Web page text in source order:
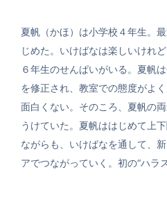
夏帆（かほ）は小学校４年生。
じめた。いけばなは楽しいけれ
６年生のせんぱいがいる。夏帆
を修正され、教室での態度がよ
面白くない。そのころ、夏帆の
うけていた。夏帆ははじめて上
ながらも、いけばなを通して、
アでつながっていく。初の“ハラ